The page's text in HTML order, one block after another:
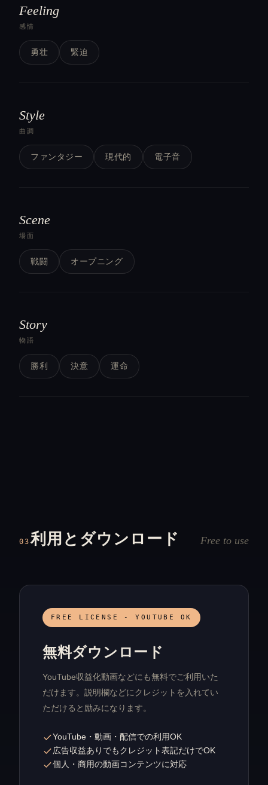
Feeling
感情
勇壮 緊迫
Style
曲調
ファンタジー 現代的 電子音
Scene
場面
戦闘 オープニング
Story
物語
勝利 決意 運命
03利用とダウンロード Free to use
FREE LICENSE - YOUTUBE OK
無料ダウンロード
YouTube収益化動画などにも無料でご利用いた
だけます。説明欄などにクレジットを入れてい
ただけると励みになります。
YouTube・動画・配信での利用OK
広告収益ありでもクレジット表記だけでOK
個人・商用の動画コンテンツに対応